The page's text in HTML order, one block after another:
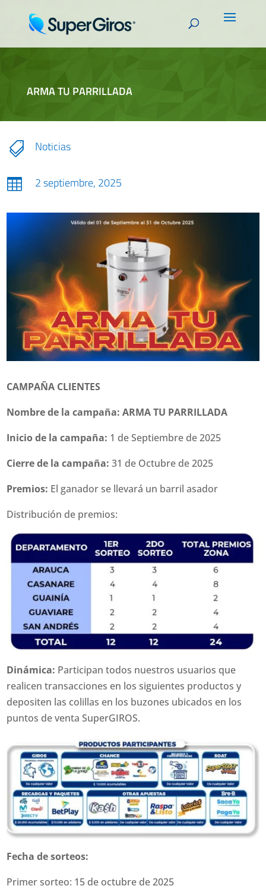
ARMA TU PARRILLADA
 Noticias
 2 septiembre, 2025
CAMPAÑA CLIENTES
Nombre de la campaña: ARMA TU PARRILLADA
Inicio de la campaña: 1 de Septiembre de 2025
Cierre de la campaña: 31 de Octubre de 2025
Premios: El ganador se llevará un barril asador
Distribución de premios:
Dinámica: Participan todos nuestros usuarios que
realicen transacciones en los siguientes productos y
depositen las colillas en los buzones ubicados en los
puntos de venta SuperGIROS.
Fecha de sorteos:
Primer sorteo: 15 de octubre de 2025